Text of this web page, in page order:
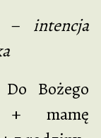
– intencja
Do Bożego
+ mamę